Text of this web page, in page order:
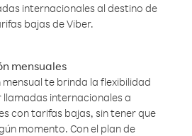
internacionales al destino de
bajas de Viber.
mensuales
te brinda la flexibilidad
internacionales a
con tarifas bajas, sin tener que
momento. Con el plan de